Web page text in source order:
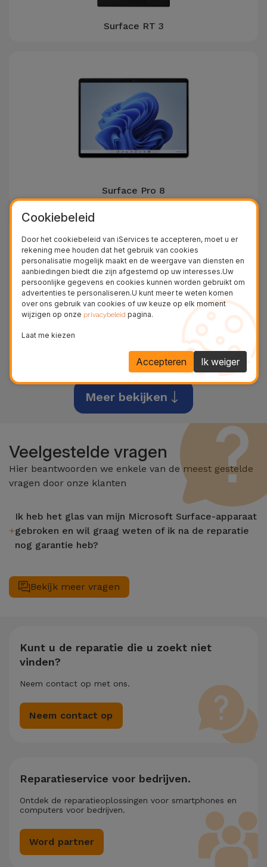
Surface RT 3
Surface Pro 8
Surface Pro 9
Meer bekijken
Veelgestelde vragen
Hier beantwoorden we enkele van de meest gestelde
vragen door onze klanten
Ik heb het glas van mijn Microsoft Surface-apparaat
gebroken en wil graag weten of ik na de reparatie
nog garantie heb?
gerepareerd bij een iServices-winkel, heeft u levenslange
garantie op de LCD- en aanraakfuncties.
Bekijk meer vragen
Kunt u de reparatie die u zoekt niet
vinden?
Neem contact op met ons.
Neem contact op
Reparatieservice voor bedrijven.
Ontdek de reparatieoplossingen voor smartphones en
computers voor bedrijven.
Word partner
Cookiebeleid
Door het cookiebeleid van iServices te accepteren, moet u er
rekening mee houden dat het gebruik van cookies
personalisatie mogelijk maakt en de weergave van diensten en
aanbiedingen biedt die zijn afgestemd op uw interesses.Uw
persoonlijke gegevens en cookies kunnen worden gebruikt om
advertenties te personaliseren.U kunt meer te weten komen
over ons gebruik van cookies of uw keuze op elk moment
wijzigen op onze privacybeleid pagina.
Laat me kiezen
Ik weiger
Accepteren